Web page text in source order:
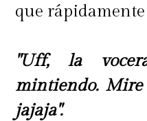
que
"Uff, la
mintiendo. Mire
jajaja".